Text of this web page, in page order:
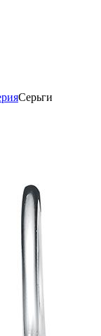
Серьги